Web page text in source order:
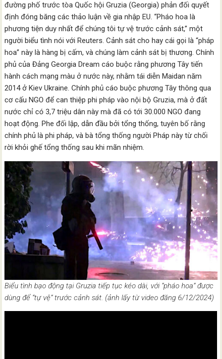
đường phố trước tòa Quốc hội Gruzia (Georgia) phản đối quyết
định đóng băng các thảo luận về gia nhập EU. “Pháo hoa là
phương tiện duy nhất để chúng tôi tự vệ trước cảnh sát,” một
người biểu tình nói với Reuters. Cảnh sát cho hay cái gọi là “pháp
hoa” này là hàng bị cấm, và chúng làm cảnh sát bị thương. Chính
phủ của Đảng Georgia Dream cáo buộc rằng phương Tây tiến
hành cách mạng màu ở nước này, nhằm tái diễn Maidan năm
2014 ở Kiev Ukraine. Chính phủ cáo buộc phương Tây thông qua
cơ cấu NGO để can thiệp phi pháp vào nội bộ Gruzia, mà ở đất
nước chỉ có 3,7 triệu dân này mà đã có tới 30.000 NGO đang
hoạt động. Phe đối lập, dẫn đầu bởi tổng thống, tuyên bố rằng
chính phủ là phi pháp, và bà tổng thống người Pháp này từ chối
rời khỏi ghế tổng thống sau khi mãn nhiệm.
Biểu tình bạo động tại Gruzia tiếp tục kéo dài, với “pháo hoa” được
dùng để “tự vệ” trước cảnh sát. (ảnh lấy từ video đăng 6/12/2024)